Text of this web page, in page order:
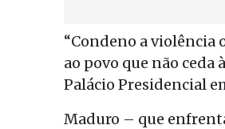
“Condeno a violência
ao povo que não
Palácio Presidencial
Maduro – que